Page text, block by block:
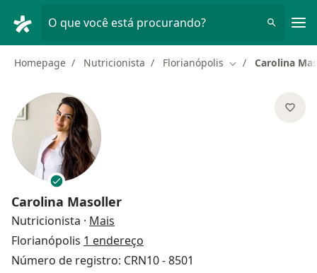
O que você está procurando?
Homepage Nutricionista Florianópolis Mudar de cidade
Carolina
Carolina Masoller
Nutricionista · Mais
Florianópolis 1 endereço
Número de registro: CRN10 - 8501